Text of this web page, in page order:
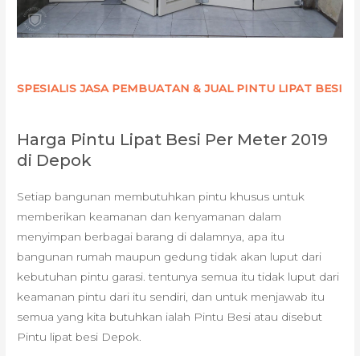
SPESIALIS JASA PEMBUATAN & JUAL PINTU LIPAT BESI
Harga Pintu Lipat Besi Per Meter 2019
di Depok
Setiap bangunan membutuhkan pintu khusus untuk
memberikan keamanan dan kenyamanan dalam
menyimpan berbagai barang di dalamnya, apa itu
bangunan rumah maupun gedung tidak akan luput dari
kebutuhan pintu garasi. tentunya semua itu tidak luput dari
keamanan pintu dari itu sendiri, dan untuk menjawab itu
semua yang kita butuhkan ialah Pintu Besi atau disebut
Pintu lipat besi Depok.